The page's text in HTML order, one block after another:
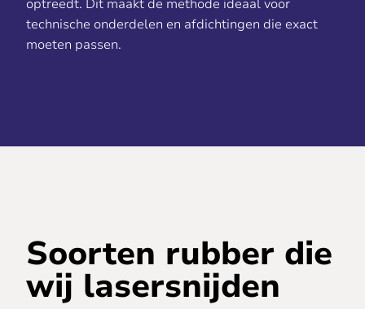
optreedt. Dit maakt de methode ideaal voor
technische onderdelen en afdichtingen die exact
moeten passen.
Soorten rubber die
wij lasersnijden